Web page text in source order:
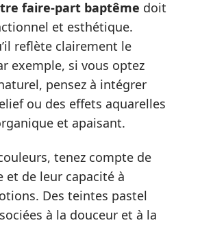
faire-part baptême doit
et esthétique.
reflète clairement le
exemple, si vous optez
pensez à intégrer
ou des effets aquarelles
et apaisant.
tenez compte de
et de leur capacité à
Des teintes pastel
à la douceur et à la